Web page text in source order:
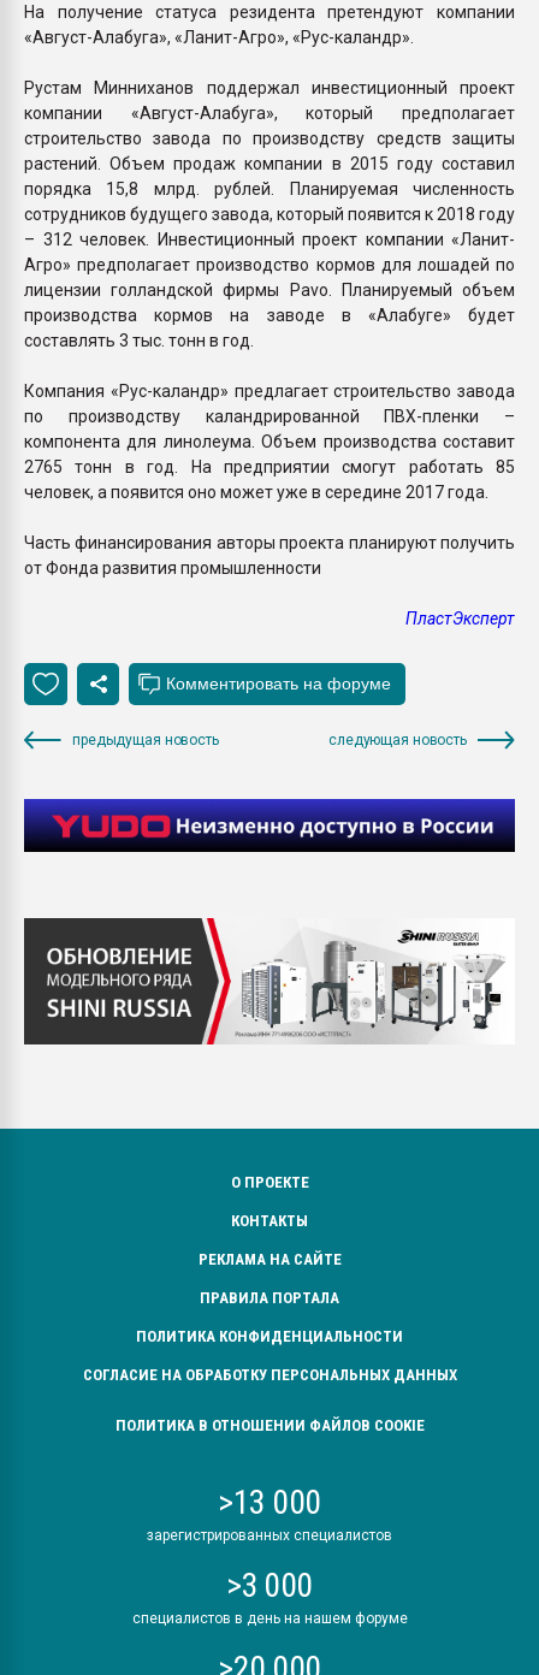
На получение статуса резидента претендуют компании
«Август-Алабуга», «Ланит-Агро», «Рус-каландр».
Рустам Минниханов поддержал инвестиционный проект
компании «Август-Алабуга», который предполагает
строительство завода по производству средств защиты
растений. Объем продаж компании в 2015 году составил
порядка 15,8 млрд. рублей. Планируемая численность
сотрудников будущего завода, который появится к 2018 году
– 312 человек. Инвестиционный проект компании «Ланит-
Агро» предполагает производство кормов для лошадей по
лицензии голландской фирмы Pavo. Планируемый объем
производства кормов на заводе в «Алабуге» будет
составлять 3 тыс. тонн в год.
Компания «Рус-каландр» предлагает строительство завода
по производству каландрированной ПВХ-пленки –
компонента для линолеума. Объем производства составит
2765 тонн в год. На предприятии смогут работать 85
человек, а появится оно может уже в середине 2017 года.
Часть финансирования авторы проекта планируют получить
от Фонда развития промышленности
ПластЭксперт
предыдущая новость следующая новость
О ПРОЕКТЕ
КОНТАКТЫ
РЕКЛАМА НА САЙТЕ
ПРАВИЛА ПОРТАЛА
ПОЛИТИКА КОНФИДЕНЦИАЛЬНОСТИ
СОГЛАСИЕ НА ОБРАБОТКУ ПЕРСОНАЛЬНЫХ ДАННЫХ
ПОЛИТИКА В ОТНОШЕНИИ ФАЙЛОВ COOKIE
>13 000
зарегистрированных специалистов
>3 000
специалистов в день на нашем форуме